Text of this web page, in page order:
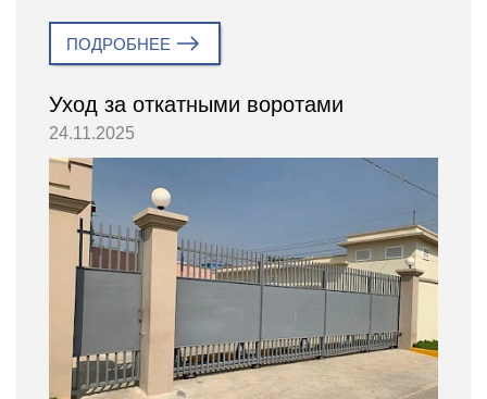
ПОДРОБНЕЕ
Уход за откатными воротами
24.11.2025